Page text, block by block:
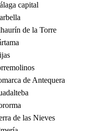
capital
de la Torre
de Antequera
de las Nieves